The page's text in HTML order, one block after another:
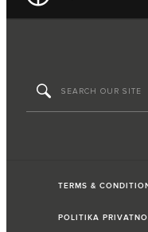
TERMS &
POLITIKA